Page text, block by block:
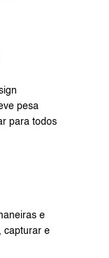
pesa
para todos
e
capturar e